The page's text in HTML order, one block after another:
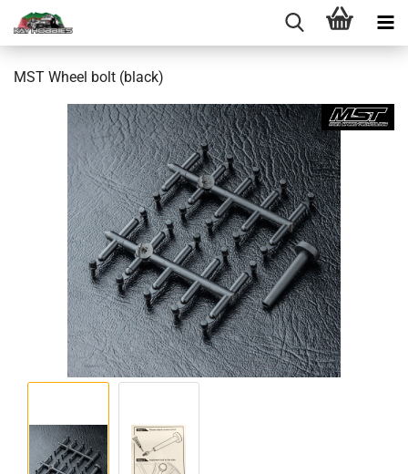
MST Wheel bolt (black)